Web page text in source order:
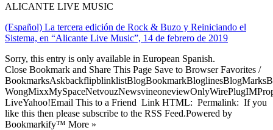
ALICANTE LIVE MUSIC
(Español) La tercera edición de Rock & Buzo y Reiniciando el
Sistema, en “Alicante Live Music”, 14 de febrero de 2019
Sorry, this entry is only available in European Spanish.
Close Bookmark and Share This Page Save to Browser Favorites /
LiveYahoo!Email This to a Friend Link HTML: Permalink: If you
like this then please subscribe to the RSS Feed.Powered by
Bookmarkify™ More »